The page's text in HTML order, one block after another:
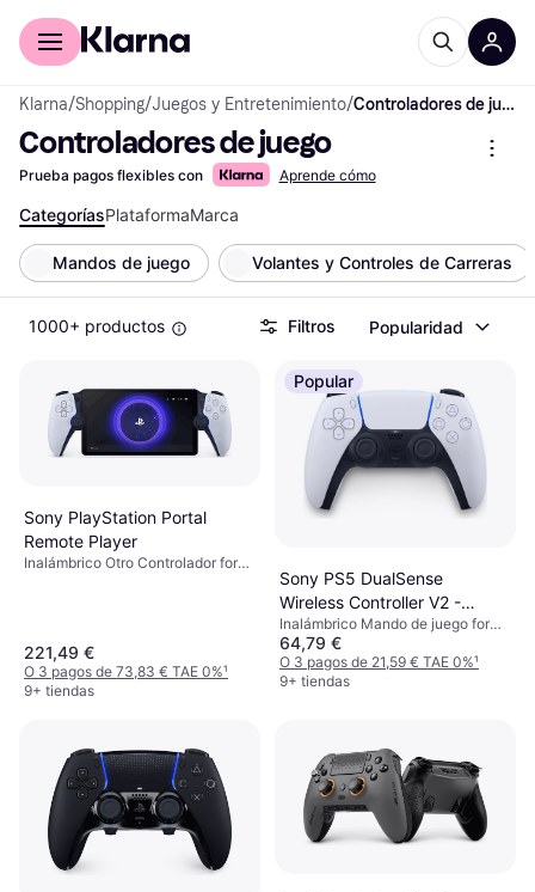
Comprar con Klarna
Klarna/Shopping/Juegos y Entretenimiento/ Controladores de juego
Controladores de juego
Prueba pagos flexibles con Aprende cómo
CategoríasPlataformaMarca
Mandos de juego Volantes y Controles de Carreras
1000+ productos Filtros Popularidad
Sony PlayStation Portal
Remote Player
Inalámbrico Otro Controlador for
221,49 €
O 3 pagos de 73,83 € TAE 0%¹
9+ tiendas
Popular
Sony PS5 DualSense
Wireless Controller V2 -
White/Black
Inalámbrico Mando de juego for
Mac, PC, Android, Teléfono móvil,
iOS, PlayStation 5, Windows
64,79 €
O 3 pagos de 21,59 € TAE 0%¹
9+ tiendas